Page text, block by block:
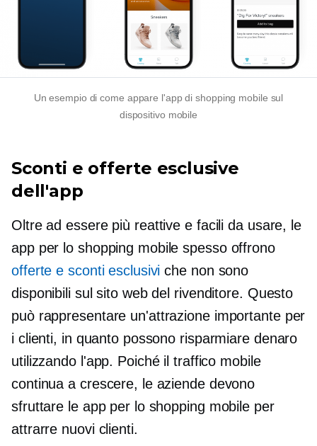
Un esempio di come appare l'app di shopping mobile sul
dispositivo mobile
Sconti e offerte esclusive
dell'app
Oltre ad essere più reattive e facili da usare, le
app per lo shopping mobile spesso offrono
offerte e sconti esclusivi che non sono
disponibili sul sito web del rivenditore. Questo
può rappresentare un'attrazione importante per
i clienti, in quanto possono risparmiare denaro
utilizzando l'app. Poiché il traffico mobile
continua a crescere, le aziende devono
sfruttare le app per lo shopping mobile per
attrarre nuovi clienti.